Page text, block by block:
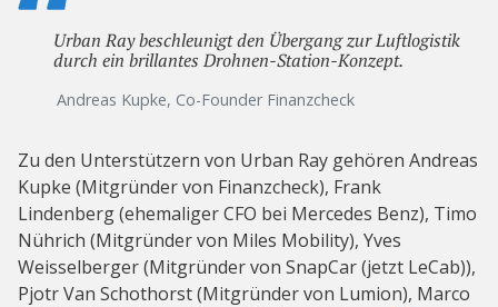
Urban Ray beschleunigt den Übergang zur Luftlogistik
durch ein brillantes Drohnen-Station-Konzept.
Andreas Kupke, Co-Founder Finanzcheck
Zu den Unterstützern von Urban Ray gehören Andreas
Kupke (Mitgründer von Finanzcheck), Frank
Lindenberg (ehemaliger CFO bei Mercedes Benz), Timo
Nührich (Mitgründer von Miles Mobility), Yves
Weisselberger (Mitgründer von SnapCar (jetzt LeCab)),
Pjotr Van Schothorst (Mitgründer von Lumion), Marco